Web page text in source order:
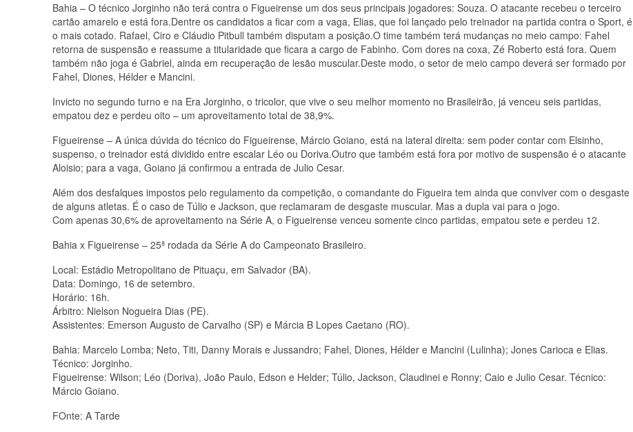
Bahia – O técnico Jorginho não terá contra o Figueirense um dos seus principais jogadores: Souza. O atacante recebeu o terceiro
cartão amarelo e está fora.Dentre os candidatos a ficar com a vaga, Elias, que foi lançado pelo treinador na partida contra o Sport, é
o mais cotado. Rafael, Ciro e Cláudio Pitbull também disputam a posição.O time também terá mudanças no meio campo: Fahel
retorna de suspensão e reassume a titularidade que ficara a cargo de Fabinho. Com dores na coxa, Zé Roberto está fora. Quem
também não joga é Gabriel, ainda em recuperação de lesão muscular.Deste modo, o setor de meio campo deverá ser formado por
Fahel, Diones, Hélder e Mancini.
Invicto no segundo turno e na Era Jorginho, o tricolor, que vive o seu melhor momento no Brasileirão, já venceu seis partidas,
empatou dez e perdeu oito – um aproveitamento total de 38,9%.
Figueirense – A única dúvida do técnico do Figueirense, Márcio Goiano, está na lateral direita: sem poder contar com Elsinho,
suspenso, o treinador está dividido entre escalar Léo ou Doriva.Outro que também está fora por motivo de suspensão é o atacante
Aloisio; para a vaga, Goiano já confirmou a entrada de Julio Cesar.
Além dos desfalques impostos pelo regulamento da competição, o comandante do Figueira tem ainda que conviver com o desgaste
de alguns atletas. É o caso de Túlio e Jackson, que reclamaram de desgaste muscular. Mas a dupla vai para o jogo.
Com apenas 30,6% de aproveitamento na Série A, o Figueirense venceu somente cinco partidas, empatou sete e perdeu 12.
Bahia x Figueirense – 25ª rodada da Série A do Campeonato Brasileiro.
Local: Estádio Metropolitano de Pituaçu, em Salvador (BA).
Data: Domingo, 16 de setembro.
Horário: 16h.
Árbitro: Nielson Nogueira Dias (PE).
Assistentes: Emerson Augusto de Carvalho (SP) e Márcia B Lopes Caetano (RO).
Bahia: Marcelo Lomba; Neto, Titi, Danny Morais e Jussandro; Fahel, Diones, Hélder e Mancini (Lulinha); Jones Carioca e Elias.
Técnico: Jorginho.
Figueirense: Wilson; Léo (Doriva), João Paulo, Edson e Helder; Túlio, Jackson, Claudinei e Ronny; Caio e Julio Cesar. Técnico:
Márcio Goiano.
FOnte: A Tarde